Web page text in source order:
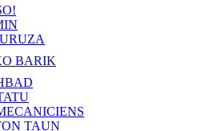
BARIK
TAUN